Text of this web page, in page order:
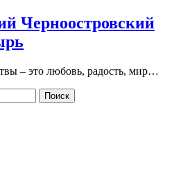
Черноостровский
– это любовь, радость, мир…
Поиск